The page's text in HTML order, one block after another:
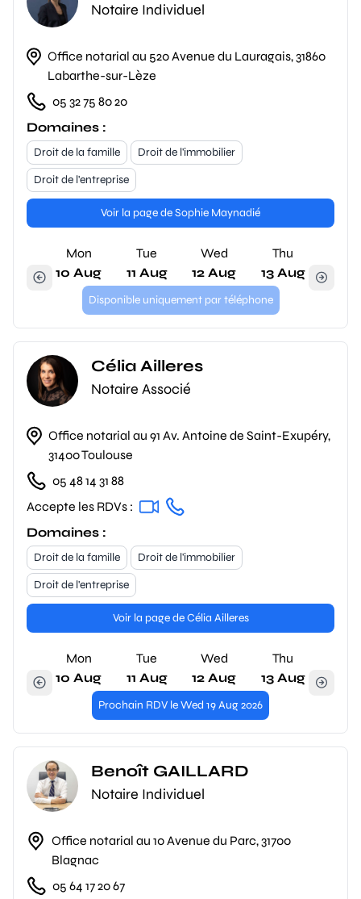
Notaire Individuel
Office notarial au 520 Avenue du Lauragais, 31860
Labarthe-sur-Lèze
05 32 75 80 20
Domaines :
Droit de la famille
Droit de l'immobilier
Droit de l'entreprise
Voir la page de Sophie Maynadié
Mon
10 Aug
Tue
11 Aug
Wed
12 Aug
Thu
13 Aug
Disponible uniquement par téléphone
Célia Ailleres
Notaire Associé
Office notarial au 91 Av. Antoine de Saint-Exupéry,
31400 Toulouse
05 48 14 31 88
Accepte les RDVs :
Domaines :
Droit de la famille
Droit de l'immobilier
Droit de l'entreprise
Voir la page de Célia Ailleres
Mon
10 Aug
Tue
11 Aug
Wed
12 Aug
Thu
13 Aug
Prochain RDV le Wed 19 Aug 2026
Benoît GAILLARD
Notaire Individuel
Office notarial au 10 Avenue du Parc, 31700
Blagnac
05 64 17 20 67